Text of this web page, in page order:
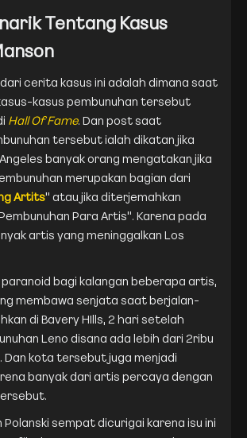
Tentang Kasus
cerita kasus ini adalah dimana saat
kasus pembunuhan tersebut
Hall Of Fame. Dan post saat
tersebut ialah dikatan jika
banyak orang mengatakan jika
merupakan bagian dari
Artits" atau jika diterjemahkan
Para Artis". Karena pada
artis yang meninggalkan Los
bagi kalangan beberapa artis,
membawa senjata saat berjalan-
di Bavery HIlls, 2 hari setelah
Leno disana ada lebih dari 2ribu
kota tersebut juga menjadi
banyak dari artis percaya dengan
Polanski sempat dicurigai karena isu ini